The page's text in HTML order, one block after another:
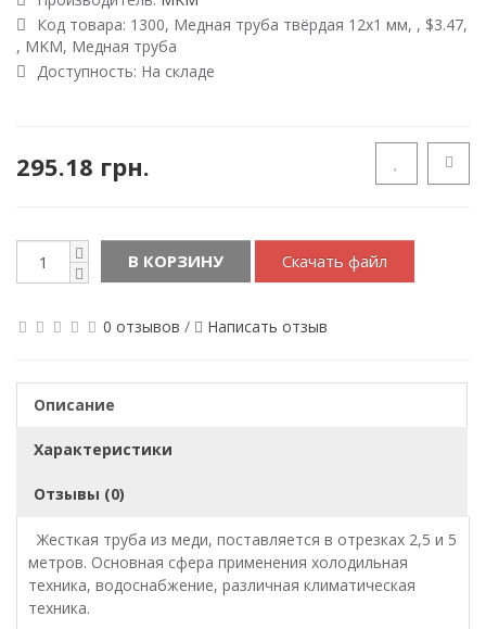
Код товара: 1300, Медная труба твёрдая 12х1 мм, , $3.47,
, MKM, Медная труба
Доступность: На складе
295.18 грн.
В КОРЗИНУ Скачать файл
0 отзывов / Написать отзыв
Описание
Характеристики
Отзывы (0)
Жесткая труба из меди, поставляется в отрезках 2,5 и 5
метров. Основная сфера применения холодильная
техника, водоснабжение, различная климатическая
техника.